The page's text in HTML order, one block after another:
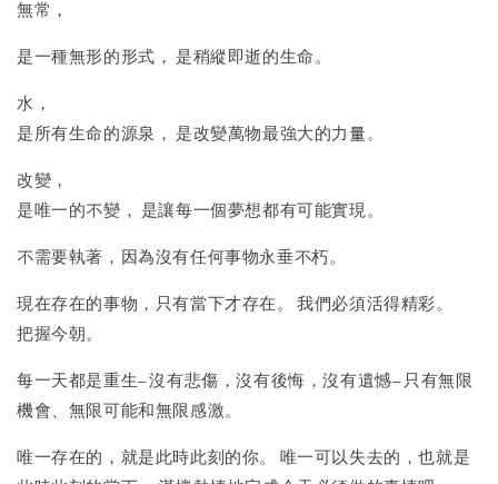
無常，
是⼀種無形的形式， 是稍縱即逝的⽣命。
水，
是所有生命的源泉， 是改變萬物最強大的⼒量。
改變，
是唯一的不變， 是讓每⼀個夢想都有可能實現。
不需要執著，因為沒有任何事物永垂不朽。
現在存在的事物，只有當下才存在。 我們必須活得精彩。
把握今朝。
每⼀天都是重⽣– 沒有悲傷，沒有後悔，沒有遺憾– 只有無限
機會、無限可能和無限感激。
唯⼀存在的，就是此時此刻的你。 唯⼀可以失去的，也就是